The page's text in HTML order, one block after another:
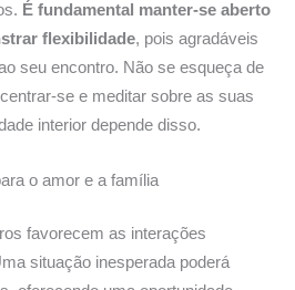
É fundamental manter-se aberto
flexibilidade, pois agradáveis
seu encontro. Não se esqueça de
se e meditar sobre as suas
interior depende disso.
o amor e a família
favorecem as interações
situação inesperada poderá